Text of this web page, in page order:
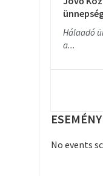
Hálaadó
a...
No events